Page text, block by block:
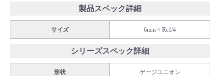
Corporate Blog
製品スペック詳細
サイズ 6mm × Rc1/4
シリーズスペック詳細
形状 ゲージユニオン